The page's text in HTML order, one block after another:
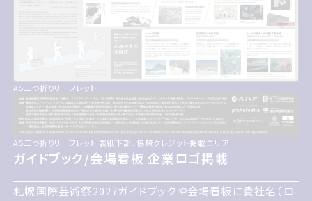
A5三つ折りリーフレット
A5三つ折りリーフレット 表紙下部、協賛クレジット掲載エリア
ガイドブック/会場看板 企業ロゴ掲載
ガイドブック/会場看板 企業ロゴ掲載
札幌国際げいじゅつさい2027ガイドブックや会場看板に貴
札幌国際芸術祭2027ガイドブックや会場看板に貴社名（ロ